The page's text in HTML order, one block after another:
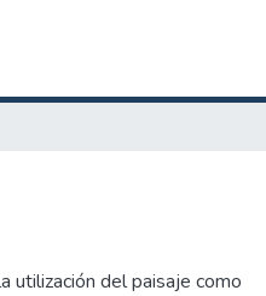
utilización del paisaje como